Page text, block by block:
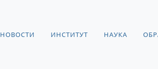
НОВОСТИ ИНСТИТУТ НАУКА